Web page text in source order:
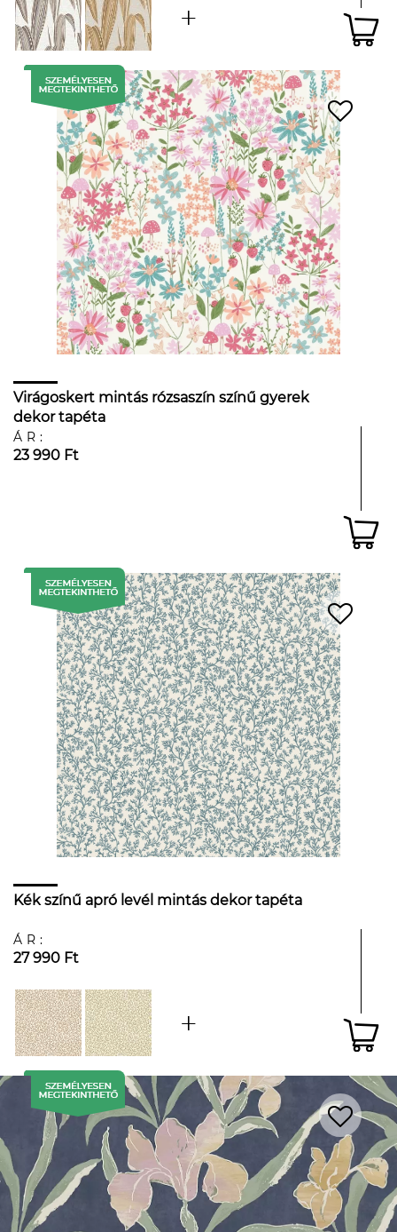
Virágoskert mintás rózsaszín színű gyerek
dekor tapéta
ÁR:
23 990 Ft
Kék színű apró levél mintás dekor tapéta
ÁR:
27 990 Ft